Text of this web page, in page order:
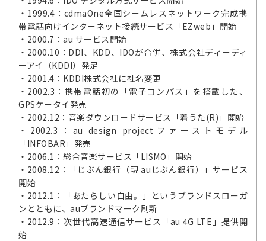
・1999.4：cdmaOne全国シームレスネットワーク完成携
帯電話向けインターネット接続サービス「EZweb」開始
・2000.7：au サービス開始
・2000.10：DDI、KDD、IDOが合併、株式会社ディーディ
ーアイ（KDDI）発足
・2001.4：KDDI株式会社に社名変更
・2002.3：携帯電話初の「電子コンパス」を搭載した、
GPSケータイ発売
・2002.12：音楽ダウンロードサービス「着うた(R)」開始
・2002.3：au design projectファーストモデル
「INFOBAR」発売
・2006.1：総合音楽サービス「LISMO」開始
・2008.12：「じぶん銀行（現 auじぶん銀行）」サービス
開始
・2012.1：「あたらしい自由。」というブランドスローガ
ンとともに、auブランドマーク刷新
・2012.9：次世代高速通信サービス「au 4G LTE」提供開
始